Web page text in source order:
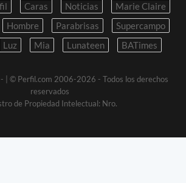
Caras Noticias
Marie Claire
Hombre Parabrisas
Supercampo
Luz Mia Lunateen BATimes
| © Perfil.com 2006-2026 - Todos los derechos
reservados
de Propiedad Intelectual: Nro.